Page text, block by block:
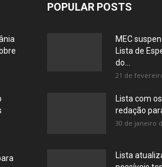
POPULAR POSTS
MEC
Lista de
do...
21 de
Lista com
redação
30 de janeiro
Lista